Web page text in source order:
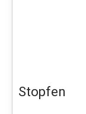
Stopfen